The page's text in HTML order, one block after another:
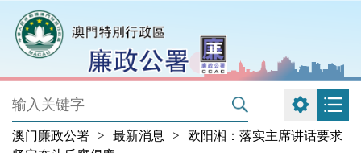
澳门廉政公署 > 最新消息 > 欧阳湘：落实主席讲话要求